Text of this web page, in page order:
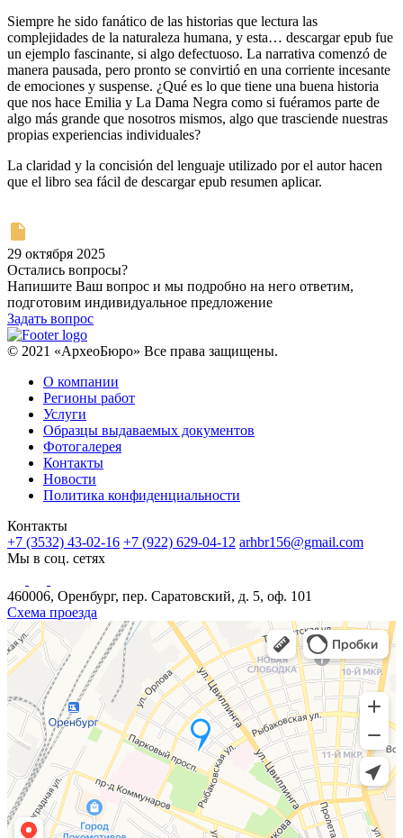
Siempre he sido fanático de las historias que lectura las
complejidades de la naturaleza humana, y esta… descargar epub fue
un ejemplo fascinante, si algo defectuoso. La narrativa comenzó de
manera pausada, pero pronto se convirtió en una corriente incesante
de emociones y suspense. ¿Qué es lo que tiene una buena historia
que nos hace Emilia y La Dama Negra como si fuéramos parte de
algo más grande que nosotros mismos, algo que trasciende nuestras
propias experiencias individuales?
La claridad y la concisión del lenguaje utilizado por el autor hacen
que el libro sea fácil de descargar epub resumen aplicar.
29 октября 2025
Остались вопросы?
Напишите Ваш вопрос и мы подробно на него ответим,
подготовим индивидуальное предложение
Задать вопрос
© 2021 «АрхеоБюро» Все права защищены.
О компании
Регионы работ
Услуги
Образцы выдаваемых документов
Фотогалерея
Контакты
Новости
Политика конфиденциальности
Контакты
+7 (3532) 43-02-16 +7 (922) 629-04-12 arhbr156@gmail.com
Мы в соц. сетях
460006, Оренбург, пер. Саратовский, д. 5, оф. 101
Схема проезда